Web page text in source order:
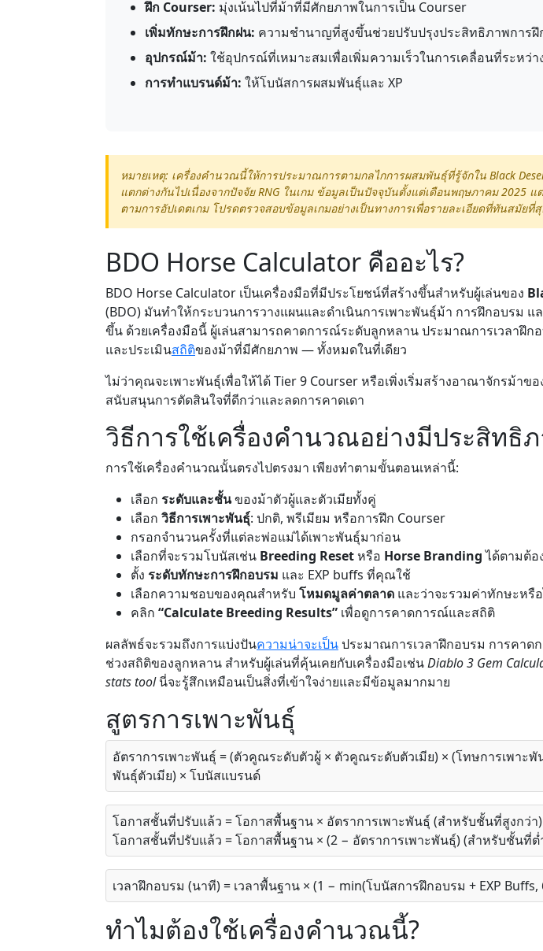
ฝึก Courser: มุ่งเน้นไปที่ม้าที่มีศักยภาพในการเป็น Courser
เพิ่มทักษะการฝึกฝน: ความชำนาญที่สูงขึ้นช่วยปรับปรุงประสิทธิภาพการฝึ
อุปกรณ์ม้า: ใช้อุปกรณ์ที่เหมาะสมเพื่อเพิ่มความเร็วในการเคลื่อนที่ระหว่า
การทำแบรนด์ม้า: ให้โบนัสการผสมพันธุ์และ XP
หมายเหตุ: เครื่องคำนวณนี้ให้การประมาณการตามกลไกการผสมพันธุ์ที่รู้จักใน Black
แตกต่างกันไปเนื่องจากปัจจัย RNG ในเกม ข้อมูลเป็นปัจจุบันตั้งแต่เดือนพฤษภาคม 2025
ตามการอัปเดตเกม โปรดตรวจสอบข้อมูลเกมอย่างเป็นทางการเพื่อรายละเอียดที่ทันสมัยที่
BDO Horse Calculator คืออะไร?
BDO Horse Calculator เป็นเครื่องมือที่มีประโยชน์ที่สร้างขึ้นสำหรับผู้เล่นของ
(BDO) มันทำให้กระบวนการวางแผนและดำเนินการเพาะพันธุ์ม้า การฝึกอบรม แ
ขึ้น ด้วยเครื่องมือนี้ ผู้เล่นสามารถคาดการณ์ระดับลูกหลาน ประมาณการเวลาฝึก
และประเมินสถิติของม้าที่มีศักยภาพ — ทั้งหมดในที่เดียว
ไม่ว่าคุณจะเพาะพันธุ์เพื่อให้ได้ Tier 9 Courser หรือเพิ่งเริ่มสร้างอาณาจักรม้า
สนับสนุนการตัดสินใจที่ดีกว่าและลดการคาดเดา
วิธีการใช้เครื่องคำนวณอย่างมีประสิทธิ
การใช้เครื่องคำนวณนั้นตรงไปตรงมา เพียงทำตามขั้นตอนเหล่านี้:
เลือก ระดับและชั้นของม้าตัวผู้และตัวเมียทั้งคู่
เลือก วิธีการเพาะพันธุ์: ปกติ, พรีเมียม หรือการฝึก Courser
กรอกจำนวนครั้งที่แต่ละพ่อแม่ได้เพาะพันธุ์มาก่อน
เลือกที่จะรวมโบนัสเช่น Breeding Resetหรือ Horse Brandingได้ตามต้อ
ตั้ง ระดับทักษะการฝึกอบรม และ EXP buffs ที่คุณใช้
เลือกความชอบของคุณสำหรับ โหมดมูลค่าตลาด และว่าจะรวมค่าทักษะหรื
คลิก “Calculate Breeding Results” เพื่อดูการคาดการณ์และสถิติ
ผลลัพธ์จะรวมถึงการแบ่งปันความน่าจะเป็นประมาณการเวลาฝึกอบรม การคาด
ช่วงสถิติของลูกหลาน สำหรับผู้เล่นที่คุ้นเคยกับเครื่องมือเช่นDiablo 3 Gem
stats toolนี่จะรู้สึกเหมือนเป็นสิ่งที่เข้าใจง่ายและมีข้อมูลมากมาย
สูตรการเพาะพันธุ์
อัตราการเพาะพันธุ์ = (ตัวคูณระดับตัวผู้ × ตัวคูณระดับตัวเมีย) × (โทษการเพาะพั
พันธุ์ตัวเมีย) × โบนัสแบรนด์
โอกาสชั้นที่ปรับแล้ว = โอกาสพื้นฐาน × อัตราการเพาะพันธุ์ (สำหรับชั้นที่สูงกว่า)
โอกาสชั้นที่ปรับแล้ว = โอกาสพื้นฐาน × (2 − อัตราการเพาะพันธุ์) (สำหรับชั้นที่ต่
เวลาฝึกอบรม (นาที) = เวลาพื้นฐาน × (1 − min(โบนัสการฝึกอบรม + EXP Buffs,
ทำไมต้องใช้เครื่องคำนวณนี้?